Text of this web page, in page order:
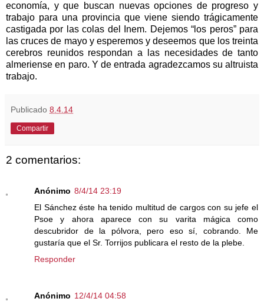
economía, y que buscan nuevas opciones de progreso y
trabajo para una provincia que viene siendo trágicamente
castigada por las colas del Inem. Dejemos “los peros” para
las cruces de mayo y esperemos y deseemos que los treinta
cerebros reunidos respondan a las necesidades de tanto
almeriense en paro. Y de entrada agradezcamos su altruista
trabajo.
Publicado 8.4.14
Compartir
2 comentarios:
Anónimo 8/4/14 23:19
El Sánchez éste ha tenido multitud de cargos con su jefe el
Psoe y ahora aparece con su varita mágica como
descubridor de la pólvora, pero eso sí, cobrando. Me
gustaría que el Sr. Torrijos publicara el resto de la plebe.
Responder
Anónimo 12/4/14 04:58